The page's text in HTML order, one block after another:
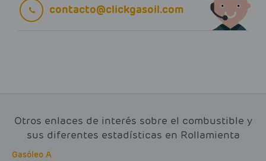
contacto@clickgasoil.com
Otros enlaces de interés sobre el combustible y
sus diferentes estadísticas en Rollamienta
Gasóleo A